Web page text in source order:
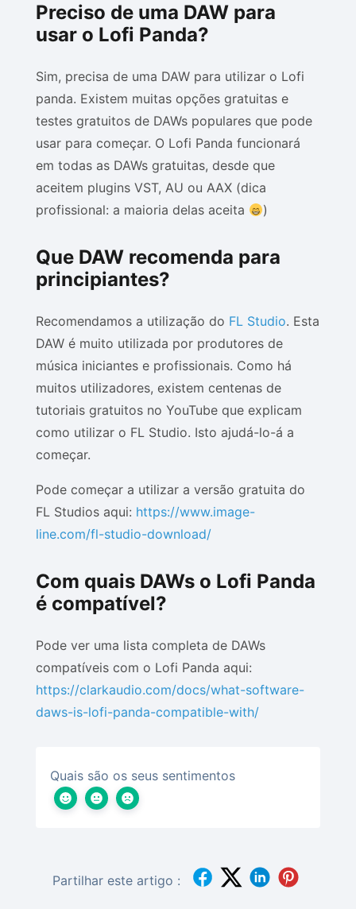
Preciso de uma DAW para
usar o Lofi Panda?
Sim, precisa de uma DAW para utilizar o Lofi
panda. Existem muitas opções gratuitas e
testes gratuitos de DAWs populares que pode
usar para começar. O Lofi Panda funcionará
em todas as DAWs gratuitas, desde que
aceitem plugins VST, AU ou AAX (dica
profissional: a maioria delas aceita
)
Que DAW recomenda para
principiantes?
Recomendamos a utilização do FL Studio. Esta
DAW é muito utilizada por produtores de
música iniciantes e profissionais. Como há
muitos utilizadores, existem centenas de
tutoriais gratuitos no YouTube que explicam
como utilizar o FL Studio. Isto ajudá-lo-á a
começar.
Pode começar a utilizar a versão gratuita do
FL Studios aqui: https://www.image-
line.com/fl-studio-download/
Com quais DAWs o Lofi Panda
é compatível?
Pode ver uma lista completa de DAWs
compatíveis com o Lofi Panda aqui:
https://clarkaudio.com/docs/what-software-
daws-is-lofi-panda-compatible-with/
Quais são os seus sentimentos
Partilhar este artigo :